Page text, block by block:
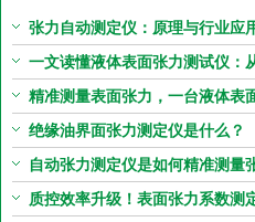
张力自动测定仪：原理与行业应
解析
一文读懂液体表面张力测试仪：
原理到应用全掌握
精准测量表面张力，一台液体表
张力系数测量仪就够了
绝缘油界面张力测定仪是什么？
自动张力测定仪是如何精准测量
力的？
质控效率升级！表面张力系数测